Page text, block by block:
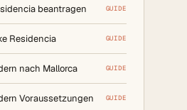
beantragen GUIDE
Residencia GUIDE
nach Mallorca GUIDE
Voraussetzungen GUIDE